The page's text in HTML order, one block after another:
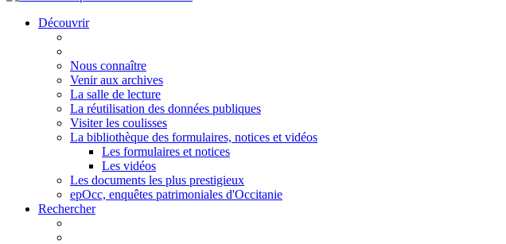
Découvrir
Nous connaître
Venir aux archives
La salle de lecture
La réutilisation des données publiques
Visiter les coulisses
La bibliothèque des formulaires, notices et vidéos
Les formulaires et notices
Les vidéos
Les documents les plus prestigieux
epOcc, enquêtes patrimoniales d'Occitanie
Rechercher